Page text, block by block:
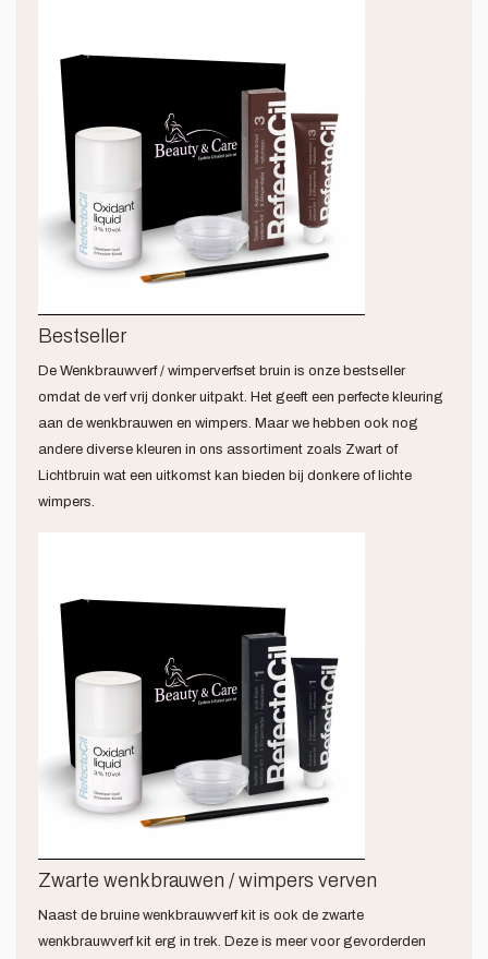
Bestseller
De Wenkbrauwverf / wimperverfset bruin is onze bestseller
omdat de verf vrij donker uitpakt. Het geeft een perfecte kleuring
aan de wenkbrauwen en wimpers. Maar we hebben ook nog
andere diverse kleuren in ons assortiment zoals Zwart of
Lichtbruin wat een uitkomst kan bieden bij donkere of lichte
wimpers.
Zwarte wenkbrauwen / wimpers verven
Naast de bruine wenkbrauwverf kit is ook de zwarte
wenkbrauwverf kit erg in trek. Deze is meer voor gevorderden